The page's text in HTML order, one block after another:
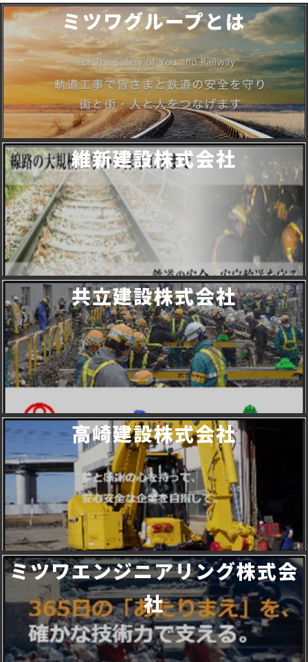
ミツワグループとは
維新建設株式会社
共立建設株式会社
高崎建設株式会社
ミツワエンジニアリング株式会
社